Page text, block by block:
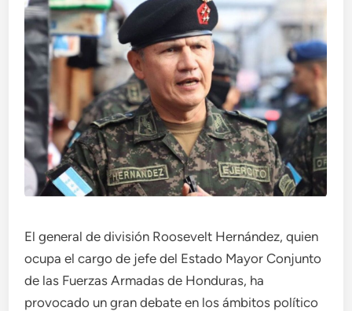
El general de división Roosevelt Hernández, quien
ocupa el cargo de jefe del Estado Mayor Conjunto
de las Fuerzas Armadas de Honduras, ha
provocado un gran debate en los ámbitos político